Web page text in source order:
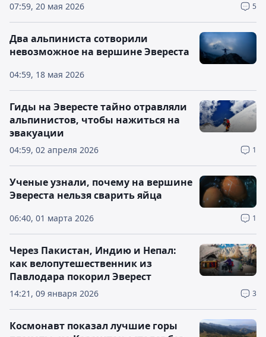
07:59, 20 мая 2026 5
04:59, 18 мая 2026
Два альпиниста сотворили
невозможное на вершине Эвереста
04:59, 02 апреля 2026 1
Гиды на Эвересте тайно отравляли
альпинистов, чтобы нажиться на
эвакуации
06:40, 01 марта 2026 1
Ученые узнали, почему на вершине
Эвереста нельзя сварить яйца
14:21, 09 января 2026 3
Через Пакистан, Индию и Непал:
как велопутешественник из
Павлодара покорил Эверест
Космонавт показал лучшие горы